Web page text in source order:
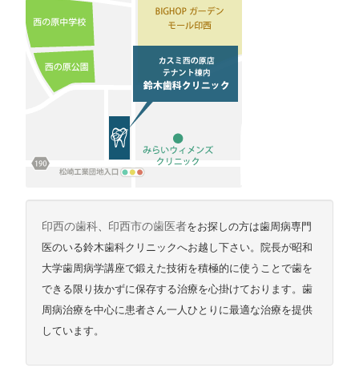
印西の歯科 印西市の歯医者をお探しの方は歯周病専門
医のいる鈴木歯科クリニックへお越し下さい。院長が昭和
大学歯周病学講座で鍛えた技術を積極的に使うことで歯を
できる限り抜かずに保存する治療を心掛けております。歯
周病治療を中心に患者さん一人ひとりに最適な治療を提供
しています。